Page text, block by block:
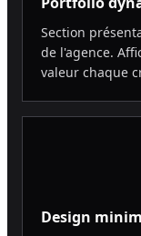
Section
de l'agence.
valeur chaque
Design